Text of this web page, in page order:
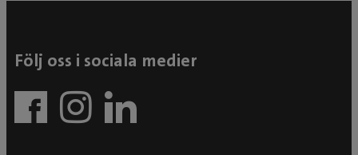
Följ oss i sociala medier